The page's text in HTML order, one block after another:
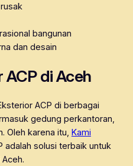
bangunan
dan desain
di Aceh
ACP di berbagai
gedung perkantoran,
Oleh karena itu, Kami
adalah solusi terbaik untuk